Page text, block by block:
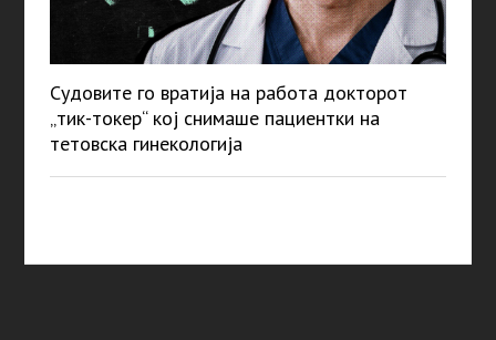
Судовите го вратија на работа докторот
„тик-токер“ кој снимаше пациентки на
тетовска гинекологија